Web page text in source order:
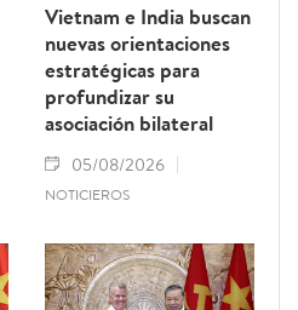
Vietnam e India buscan
nuevas orientaciones
estratégicas para
profundizar su
asociación bilateral
05/08/2026
NOTICIEROS